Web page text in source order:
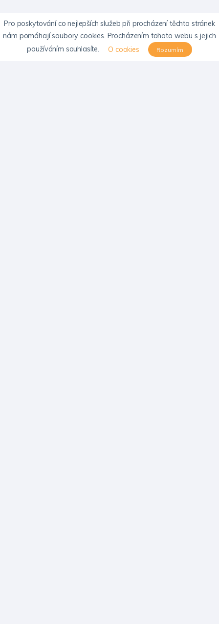
Pro poskytování co nejlepších služeb při procházení těchto stránek
nám pomáhají soubory cookies. Procházením tohoto webu s jejich
používáním souhlasíte.
O cookies Rozumím